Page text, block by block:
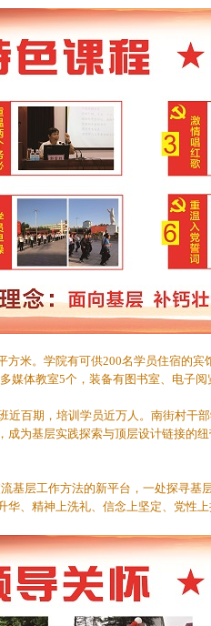
米。学院有可供200名学员住宿的宾
体教室5个，装备有图书室、电子阅
百期，培训学员近万人。南街村干
为基层实践探索与顶层设计链接的
层工作方法的新平台，一处探寻基
华、精神上洗礼、信念上坚定、党性